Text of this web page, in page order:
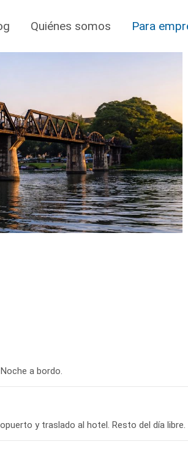
Quiénes somos Para
a bordo.